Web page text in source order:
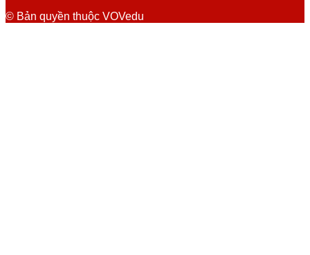
© Bản quyền thuộc VOVedu